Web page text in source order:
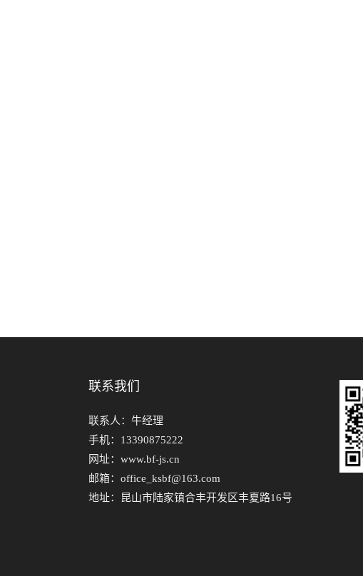
联系我们
联系人：牛经理
手机：13390875222
网址：www.bf-js.cn
邮箱：office_ksbf@163.com
地址：昆山市陆家镇合丰开发区丰夏路16号